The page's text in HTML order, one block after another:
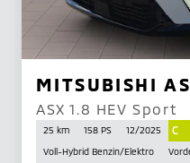
MITSUBISHI
ASX 1.8 HEV Sport
25 km 158 PS 12/2025 C
Voll-Hybrid Benzin/Elektro